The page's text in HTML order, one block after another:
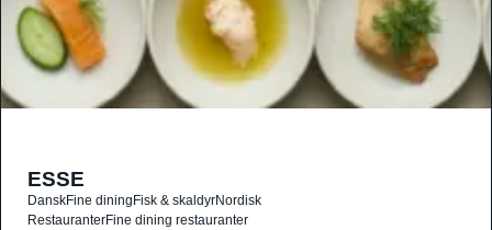
ESSE
DanskFine diningFisk & skaldyrNordisk
RestauranterFine dining restauranter